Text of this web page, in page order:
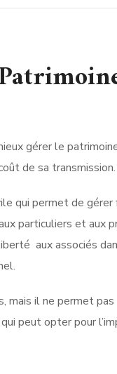
gérer le
de sa transmission.
qui permet de
particuliers et aux
aux associés
mais il ne permet
peut opter pour